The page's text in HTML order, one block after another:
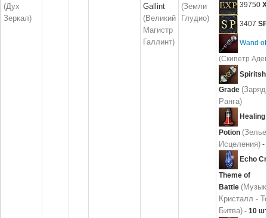
(Дух
Зеркал)
Gallint
(Великий
Магистр
Галлинт)
(Земли
Глудио)
39750
3407 SP
Wand
(Скипетр
Grade
Ранга)
Healing
Potion (Зелье
Исцеления) -
Echo
Theme of
Battle
Кристалл -
Битва) - 10